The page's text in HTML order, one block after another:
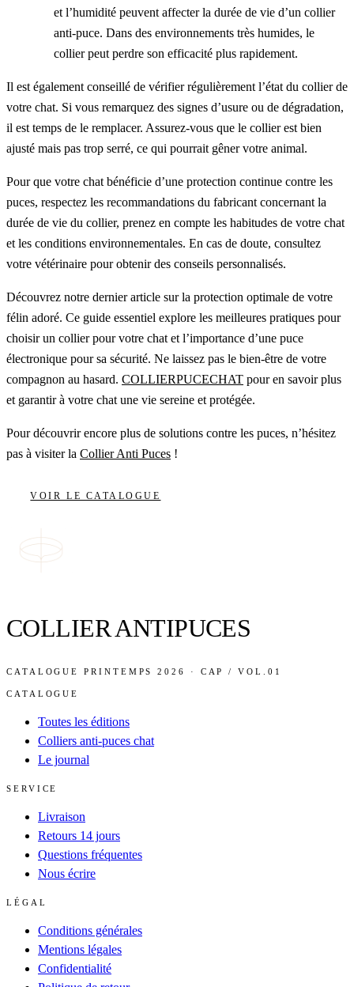
et l’humidité peuvent affecter la durée de vie d’un collier
anti-puce. Dans des environnements très humides, le
collier peut perdre son efficacité plus rapidement.
Il est également conseillé de vérifier régulièrement l’état du collier de
votre chat. Si vous remarquez des signes d’usure ou de dégradation,
il est temps de le remplacer. Assurez-vous que le collier est bien
ajusté mais pas trop serré, ce qui pourrait gêner votre animal.
Pour que votre chat bénéficie d’une protection continue contre les
puces, respectez les recommandations du fabricant concernant la
durée de vie du collier, prenez en compte les habitudes de votre chat
et les conditions environnementales. En cas de doute, consultez
votre vétérinaire pour obtenir des conseils personnalisés.
Découvrez notre dernier article sur la protection optimale de votre
félin adoré. Ce guide essentiel explore les meilleures pratiques pour
choisir un collier pour votre chat et l’importance d’une puce
électronique pour sa sécurité. Ne laissez pas le bien-être de votre
compagnon au hasard. COLLIERPUCECHAT pour en savoir plus
et garantir à votre chat une vie sereine et protégée.
Pour découvrir encore plus de solutions contre les puces, n’hésitez
pas à visiter la Collier Anti Puces !
VOIR LE CATALOGUE
COLLIER ANTIPUCES
CATALOGUE PRINTEMPS 2026 · CAP / VOL.01
CATALOGUE
Toutes les éditions
Colliers anti-puces chat
Le journal
SERVICE
Livraison
Retours 14 jours
Questions fréquentes
Nous écrire
LÉGAL
Conditions générales
Mentions légales
Confidentialité